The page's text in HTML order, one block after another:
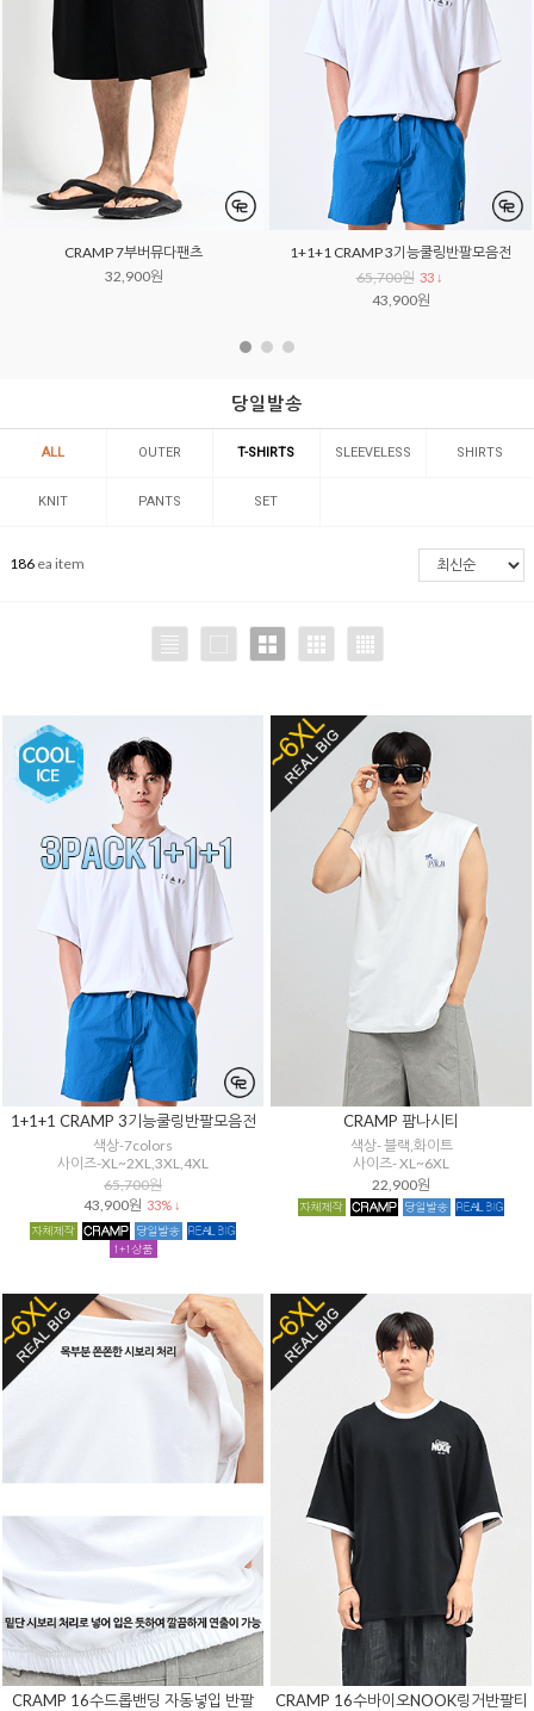
CRAMP 7부버뮤다팬츠
32,900원
1+1+1 CRAMP 3기능쿨링반팔모음전
65,700원 33 ↓
43,900원
당일발송
ALL OUTER T-SHIRTS SLEEVELESS SHIRTS
KNIT PANTS SET
186 ea item
1+1+1 CRAMP 3기능쿨링반팔모음전
색상-7colors
사이즈-XL~2XL,3XL,4XL
65,700원
43,900원 33% ↓
CRAMP 팜나시티
색상- 블랙,화이트
사이즈- XL~6XL
22,900원
CRAMP 16수드롭밴딩 자동넣입 반팔 CRAMP 16수바이오NOOK링거반팔티